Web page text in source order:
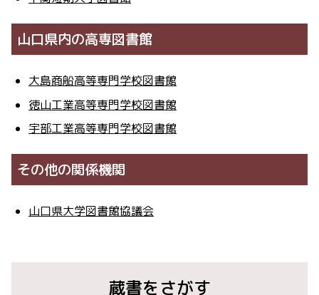
山口県内の高専図書館
大島商船高等専門学校図書館
徳山工業高等専門学校図書館
宇部工業高等専門学校図書館
その他の関係機関
山口県大学図書館協議会
蔵書をさがす